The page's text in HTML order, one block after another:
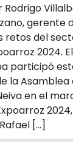
Rodrigo
gerente
retos del
2024.
participó
la Asamblea
en el
[…]